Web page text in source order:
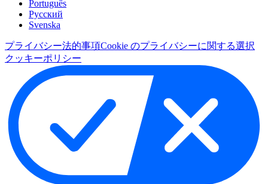
Português
Pусский
Svenska
プライバシー法的事項Cookie のプライバシーに関する選択
クッキーポリシー